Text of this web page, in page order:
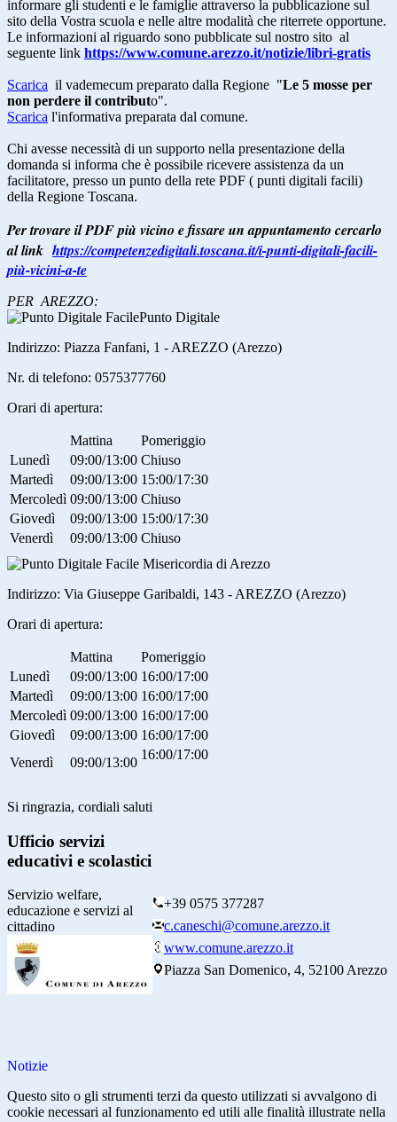
informare gli studenti e le famiglie attraverso la pubblicazione sul
sito della Vostra scuola e nelle altre modalità che riterrete opportune.
Le informazioni al riguardo sono pubblicate sul nostro sito al
seguente link https://www.comune.arezzo.it/notizie/libri-gratis
Scarica il vademecum preparato dalla Regione "Le 5 mosse per
non perdere il contributo".
Scarica l'informativa preparata dal comune.
Chi avesse necessità di un supporto nella presentazione della
domanda si informa che è possibile ricevere assistenza da un
facilitatore, presso un punto della rete PDF ( punti digitali facili)
della Regione Toscana.
Per trovare il PDF più vicino e fissare un appuntamento cercarlo
al link https://competenzedigitali.toscana.it/i-punti-digitali-facili-
più-vicini-a-te
PER AREZZO:
Punto Digitale
Indirizzo: Piazza Fanfani, 1 - AREZZO (Arezzo)
Nr. di telefono: 0575377760
Orari di apertura:
Mattina
Pomeriggio
Lunedì
09:00/13:00 Chiuso
Martedì
09:00/13:00 15:00/17:30
Mercoledì 09:00/13:00 Chiuso
Giovedì
09:00/13:00 15:00/17:30
Venerdì
09:00/13:00 Chiuso
Misericordia di Arezzo
Indirizzo: Via Giuseppe Garibaldi, 143 - AREZZO (Arezzo)
Orari di apertura:
Mattina
Pomeriggio
Lunedì
09:00/13:00 16:00/17:00
Martedì
09:00/13:00 16:00/17:00
Mercoledì 09:00/13:00 16:00/17:00
Giovedì
09:00/13:00 16:00/17:00
Venerdì
09:00/13:00
16:00/17:00
Si ringrazia, cordiali saluti
Ufficio servizi
educativi e scolastici
Servizio welfare,
educazione e servizi al
cittadino
+39 0575 377287
c.caneschi@comune.arezzo.it
www.comune.arezzo.it
Piazza San Domenico, 4, 52100 Arezzo
Notizie
Questo sito o gli strumenti terzi da questo utilizzati si avvalgono di
cookie necessari al funzionamento ed utili alle finalità illustrate nella